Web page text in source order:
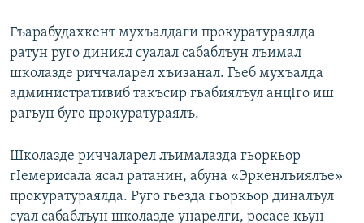
Гъарабудахкент мухъалдаги прокуратураялда
ратун руго диниял суалал сабаблъун лъимал
школазде риччаларел хъизанал. Гьеб мухъалда
административиб такъсир гьабиялъул анцIго иш
рагьун буго прокуратураялъ.
Школазде риччаларел лъималазда гьоркьор
гIемерисала ясал ратанин, абуна «Эркенлъиялъе»
прокуратураялда. Руго гьезда гьоркьор диналъул
суал сабаблъун школазде унарелги, росасе кьун